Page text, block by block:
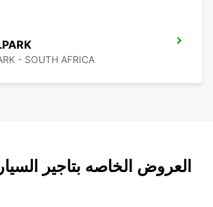
- SOUTH AFRICA
العروض الخاصه بتاجير